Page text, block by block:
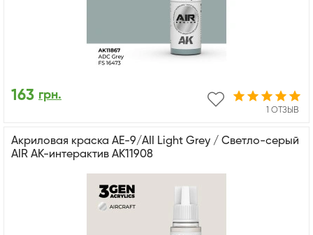
1 ОТЗЫВ
163 грн.
Акриловая краска AE-9/AII Light Grey / Светло-серый
AIR АК-интерактив AK11908